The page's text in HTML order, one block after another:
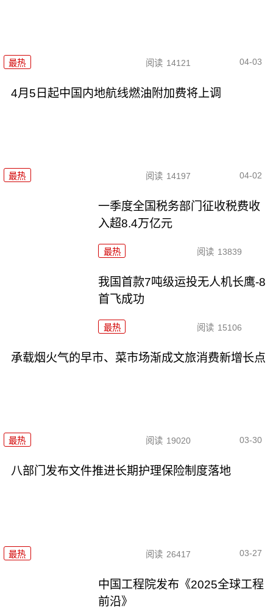
最热 阅读 14121 04-03
4月5日起中国内地航线燃油附加费将上调
最热 阅读 14197 04-02
一季度全国税务部门征收税费收
入超8.4万亿元
最热 阅读 13839
我国首款7吨级运投无人机长鹰-8
首飞成功
最热 阅读 15106
承载烟火气的早市、菜市场渐成文旅消费新增长点
最热 阅读 19020 03-30
八部门发布文件推进长期护理保险制度落地
最热 阅读 26417 03-27
中国工程院发布《2025全球工程
前沿》